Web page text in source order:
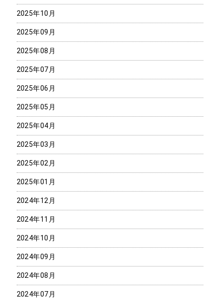
2025年10月
2025年09月
2025年08月
2025年07月
2025年06月
2025年05月
2025年04月
2025年03月
2025年02月
2025年01月
2024年12月
2024年11月
2024年10月
2024年09月
2024年08月
2024年07月